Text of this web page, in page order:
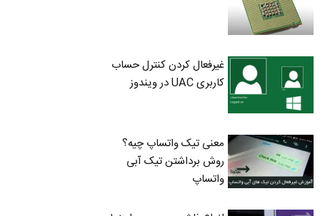
غیرفعال کردن کنترل حساب
کاربری UAC در ویندوز
معنی تیک واتساپ چیه؟
روش برداشتن تیک آبی
واتساپ